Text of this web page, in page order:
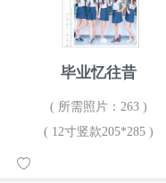
毕业忆往昔
( 所需照片：263 )
( 12寸竖款205*285 )